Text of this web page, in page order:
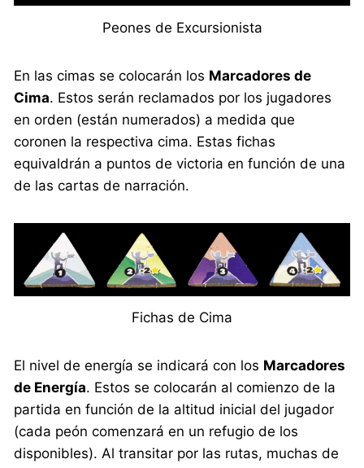
Peones de Excursionista
En las cimas se colocarán los Marcadores de
Cima. Estos serán reclamados por los jugadores
en orden (están numerados) a medida que
coronen la respectiva cima. Estas fichas
equivaldrán a puntos de victoria en función de una
de las cartas de narración.
Fichas de Cima
El nivel de energía se indicará con los Marcadores
de Energía. Estos se colocarán al comienzo de la
partida en función de la altitud inicial del jugador
(cada peón comenzará en un refugio de los
disponibles). Al transitar por las rutas, muchas de